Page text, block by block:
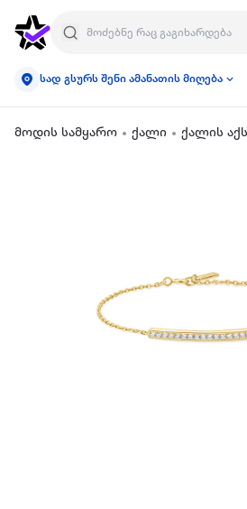
სად გსურს შენი ამანათის მიღება
მოდის სამყარო ქალი ქალის